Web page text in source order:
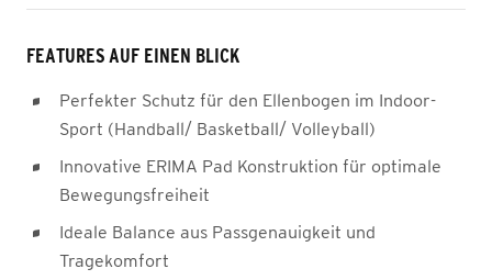
FEATURES AUF EINEN BLICK
Perfekter Schutz für den Ellenbogen im Indoor-
Sport (Handball/ Basketball/ Volleyball)
Innovative ERIMA Pad Konstruktion für optimale
Bewegungsfreiheit
Ideale Balance aus Passgenauigkeit und
Tragekomfort